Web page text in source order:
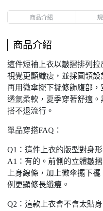
商品介紹
商品介紹
這件短袖上衣以皺摺排列拉
視覺更顯纖瘦，並採圓領設
再用微傘擺下擺修飾腹部，
透氣柔軟，夏季穿著舒適
搭不退流行。
單品穿搭FAQ：
Q1：這件上衣的版型對身
A1：有的。前側的立體皺
上身線條，加上微傘擺下
例更顯修長纖瘦。
Q2：這款上衣會不會太貼